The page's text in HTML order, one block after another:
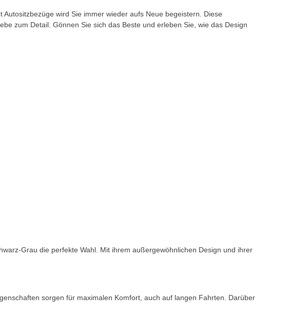
wird Sie immer wieder aufs Neue begeistern. Diese
zum Detail. Gönnen Sie sich das Beste und erleben Sie, wie das Design
Grau die perfekte Wahl. Mit ihrem außergewöhnlichen Design und ihrer
sorgen für maximalen Komfort, auch auf langen Fahrten. Darüber